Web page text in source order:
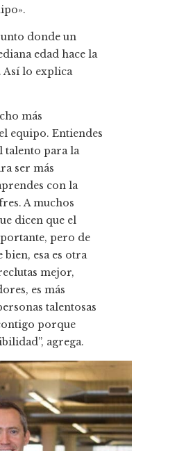
donde un
edad hace la
lo explica
más
equipo. Entiendes
talento para la
ser más
con la
A muchos
dicen que el
pero de
esa es otra
mejor,
es más
talentosas
porque
agrega.